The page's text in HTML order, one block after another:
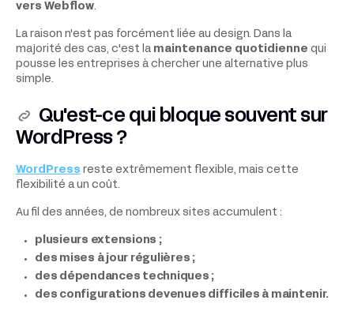
vers Webflow.
La raison n'est pas forcément liée au design. Dans la
majorité des cas, c'est la maintenance quotidienne qui
pousse les entreprises à chercher une alternative plus
simple.
Qu'est-ce qui bloque souvent sur
WordPress ?
WordPress reste extrêmement flexible, mais cette
flexibilité a un coût.
Au fil des années, de nombreux sites accumulent :
plusieurs extensions ;
des mises à jour régulières ;
des dépendances techniques ;
des configurations devenues difficiles à maintenir.